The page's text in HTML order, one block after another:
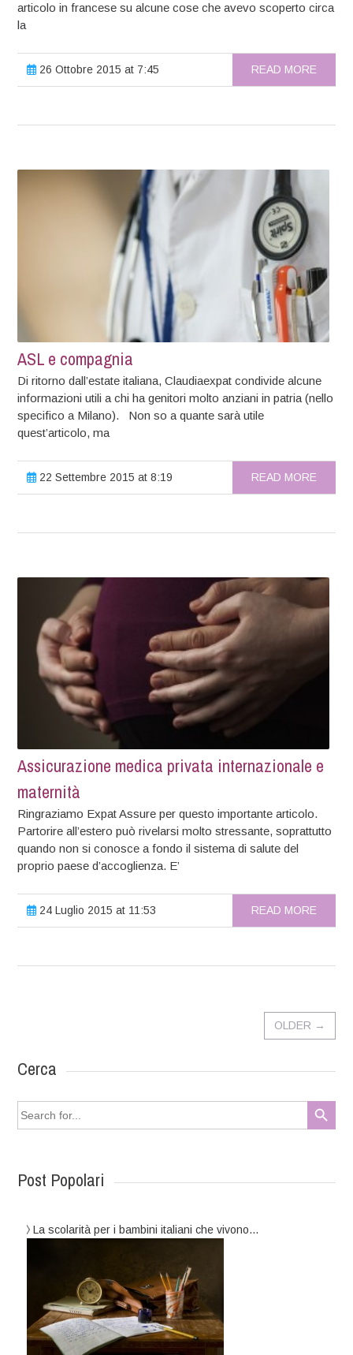
articolo in francese su alcune cose che avevo scoperto circa
la
26 Ottobre 2015 at 7:45 READ MORE
ASL e compagnia
Di ritorno dall’estate italiana, Claudiaexpat condivide alcune
informazioni utili a chi ha genitori molto anziani in patria (nello
specifico a Milano). Non so a quante sarà utile
quest’articolo, ma
22 Settembre 2015 at 8:19 READ MORE
Assicurazione medica privata internazionale e
maternità
Ringraziamo Expat Assure per questo importante articolo.
Partorire all’estero può rivelarsi molto stressante, soprattutto
quando non si conosce a fondo il sistema di salute del
proprio paese d’accoglienza. E’
24 Luglio 2015 at 11:53 READ MORE
OLDER →
Cerca
Search
for:
Search Button
Post Popolari
La scolarità per i bambini italiani che vivono…